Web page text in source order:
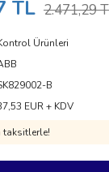
TL 2.471,29
Ürünleri
B
EUR + KDV
taksitlerle!